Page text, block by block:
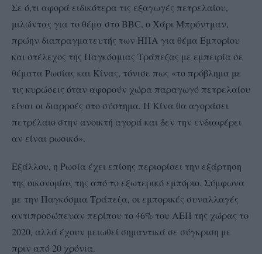
Σε ό,τι αφορά ειδικότερα τις εξαγωγές πετρελαίου,
μιλώντας για το θέμα στο BBC, ο Χάρι Μπρόντμαν,
πρώην διαπραγματευτής των ΗΠΑ για θέμα Εμπορίου
και στέλεχος της Παγκόσμιας Τράπεζας με εμπειρία σε
θέματα Ρωσίας και Κίνας, τόνισε πως «το πρόβλημα με
τις κυρώσεις όταν αφορούν χώρα παραγωγό πετρελαίου
είναι οι διαρροές στο σύστημα. Η Κίνα θα αγοράσει
πετρέλαιο στην ανοικτή αγορά και δεν την ενδιαφέρει
αν είναι ρωσικό».
Εξάλλου, η Ρωσία έχει επίσης περιορίσει την εξάρτηση
της οικονομίας της από το εξωτερικό εμπόριο. Σύμφωνα
με την Παγκόσμια Τράπεζα, οι εμπορικές συναλλαγές
αντιπροσώπευαν περίπου το 46% του ΑΕΠ της χώρας το
2020, αλλά έχουν μειωθεί σημαντικά σε σύγκριση με
πριν από 20 χρόνια.